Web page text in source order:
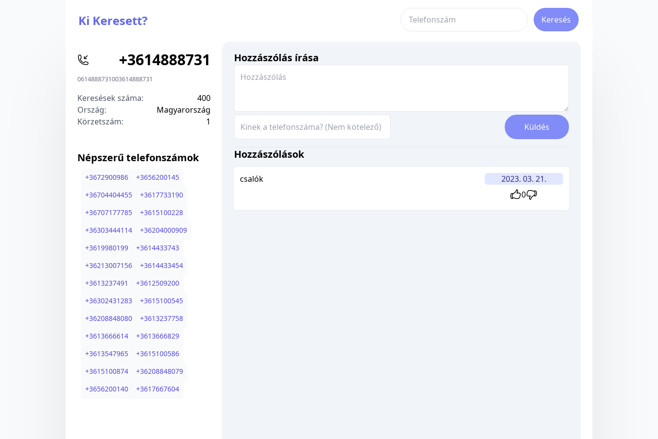
Ki Keresett? Keresés
+3614888731
0614888731003614888731
Keresések száma:
400
Ország:
Magyarország
Körzetszám:
1
Népszerű telefonszámok
+3672900986 +3656200145
+36704404455 +3617733190
+36707177785 +3615100228
+36303444114 +36204000909
+3619980199 +3614433743
+36213007156 +3614433454
+3613237491 +3612509200
+36302431283 +3615100545
+36208848080 +3613237758
+3613666614 +3613666829
+3613547965 +3615100586
+3615100874 +36208848079
+3656200140 +3617667604
Hozzászólás írása
Küldés
Hozzászólások
csalók
0
2023. 03. 21.